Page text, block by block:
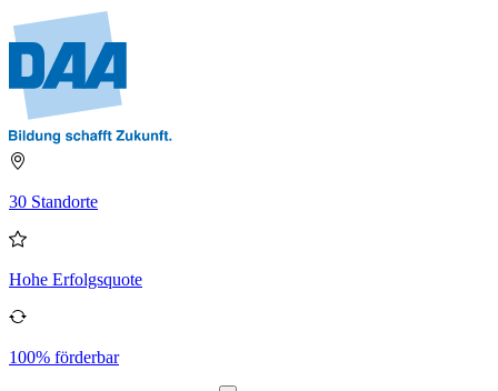
30 Standorte
Hohe Erfolgsquote
100% förderbar